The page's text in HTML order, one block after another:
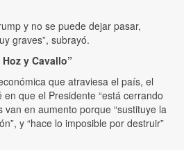
y no se puede dejar pasar,
graves”, subrayó.
y Cavallo”
que atraviesa el país, el
que el Presidente “está cerrando
van en aumento porque “sustituye la
y “hace lo imposible por destruir”